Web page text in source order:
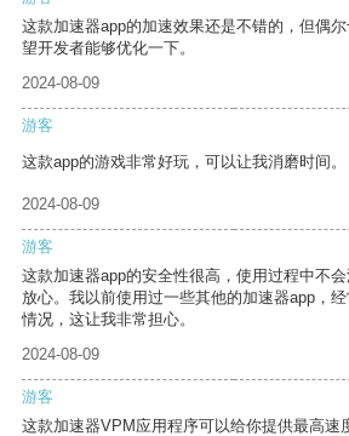
这款加速器app的加速效果还是不错的，但偶
望开发者能够优化一下。
2024-08-09
游客
这款app的游戏非常好玩，可以让我消磨时间。
2024-08-09
游客
这款加速器app的安全性很高，使用过程中不
放心。我以前使用过一些其他的加速器app，
情况，这让我非常担心。
2024-08-09
游客
这款加速器VPM应用程序可以给你提供最高速